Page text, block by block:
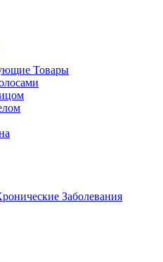
Товары
Заболевания